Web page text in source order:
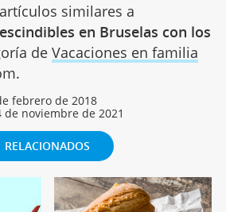
similares a
en Bruselas con los
de Vacaciones en familia
febrero de 2018
de noviembre de 2021
RELACIONADOS